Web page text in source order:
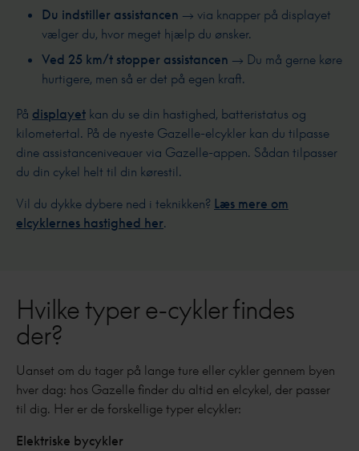
Du indstiller assistancen → via knapper på displayet
vælger du, hvor meget hjælp du ønsker.
Ved 25 km/t stopper assistancen → Du må gerne køre
hurtigere, men så er det på egen kraft.
På displayet kan du se din hastighed, batteristatus og
kilometertal. På de nyeste Gazelle-elcykler kan du tilpasse
dine assistanceniveauer via Gazelle-appen. Sådan tilpasser
du din cykel helt til din kørestil.
Vil du dykke dybere ned i teknikken? Læs mere om
elcyklernes hastighed her.
Hvilke typer e-cykler findes
der?
Uanset om du tager på lange ture eller cykler gennem byen
hver dag: hos Gazelle finder du altid en elcykel, der passer
til dig. Her er de forskellige typer elcykler:
Elektriske bycykler